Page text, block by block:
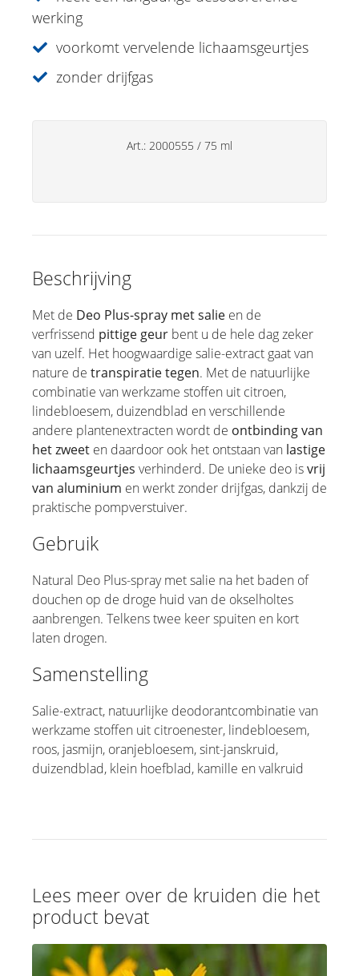
Salie Deo Plus-spray
JUST FOR MEN Deo Roll-on
werking
voorkomt vervelende lichaamsgeurtjes
zonder drijfgas
Art.: 2000555 / 75 ml
Beschrijving
Met de Deo Plus-spray met salie en de
verfrissend pittige geur bent u de hele dag zeker
van uzelf. Het hoogwaardige salie-extract gaat van
nature de transpiratie tegen. Met de natuurlijke
combinatie van werkzame stoffen uit citroen,
lindebloesem, duizendblad en verschillende
andere plantenextracten wordt de ontbinding van
het zweet en daardoor ook het ontstaan van lastige
lichaamsgeurtjes verhinderd. De unieke deo isvrij
van aluminium en werkt zonder drijfgas, dankzij de
praktische pompverstuiver.
Gebruik
Natural Deo Plus-spray met salie na het baden of
douchen op de droge huid van de okselholtes
aanbrengen. Telkens twee keer spuiten en kort
laten drogen.
Samenstelling
Salie-extract, natuurlijke deodorantcombinatie van
werkzame stoffen uit citroenester, lindebloesem,
roos, jasmijn, oranjebloesem, sint-janskruid,
duizendblad, klein hoefblad, kamille en valkruid
Lees meer over de kruiden die het
product bevat